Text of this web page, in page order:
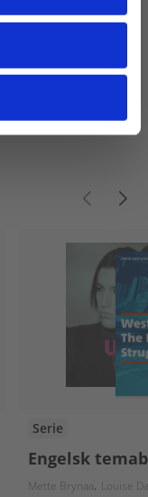
Lars Christiansen
Serie
Engelsk
Mette Brynaa Louise